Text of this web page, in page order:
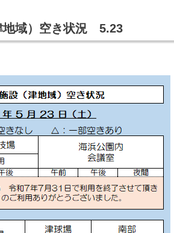
地域）空き状況 5.23